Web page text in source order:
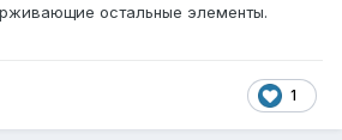
остальные элементы.
1